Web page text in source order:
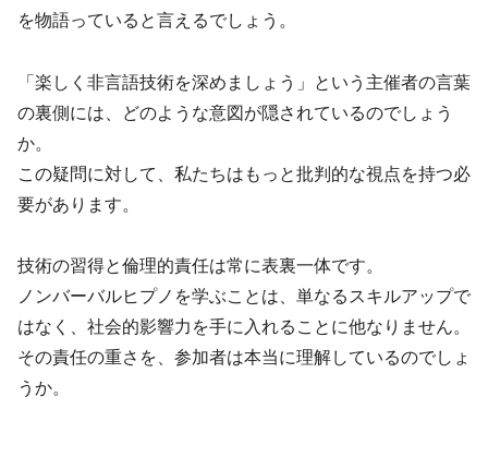
を物語っていると言えるでしょう。
「楽しく非言語技術を深めましょう」という主催者の言葉
の裏側には、どのような意図が隠されているのでしょう
か。
この疑問に対して、私たちはもっと批判的な視点を持つ必
要があります。
技術の習得と倫理的責任は常に表裏一体です。
ノンバーバルヒプノを学ぶことは、単なるスキルアップで
はなく、社会的影響力を手に入れることに他なりません。
その責任の重さを、参加者は本当に理解しているのでしょ
うか。